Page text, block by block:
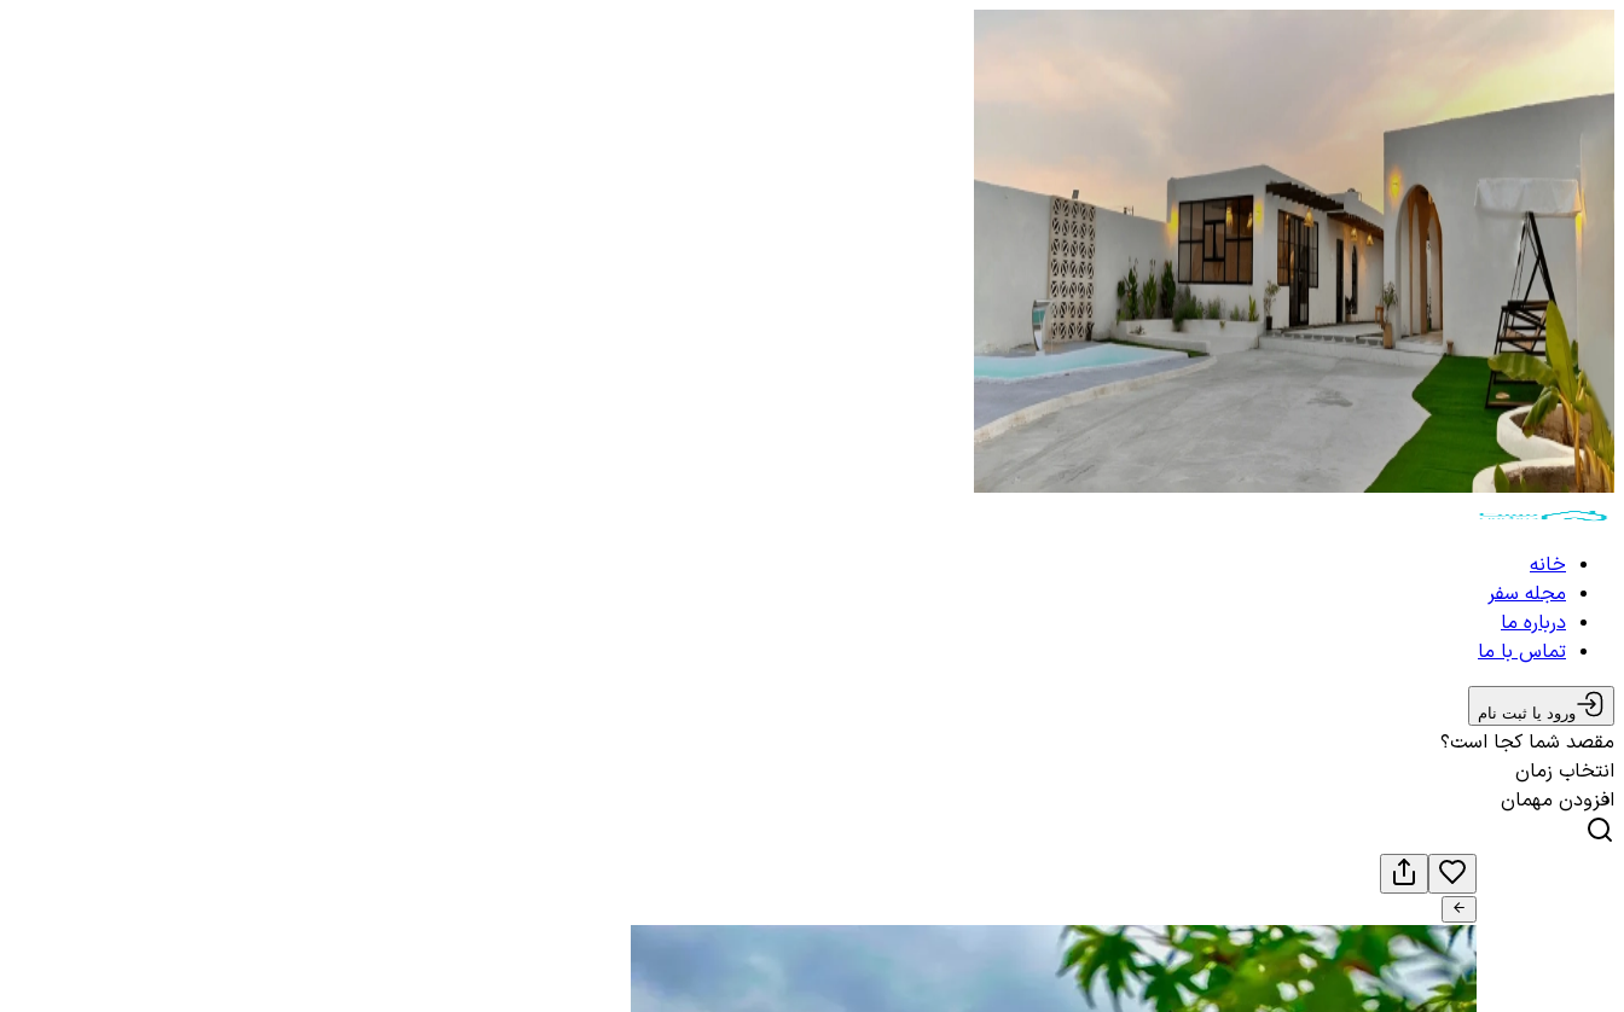
خانه
مجله سفر
درباره ما
تماس با ما
ورود یا ثبت نام
مقصد شما کجا است؟
انتخاب زمان
افزودن مهمان